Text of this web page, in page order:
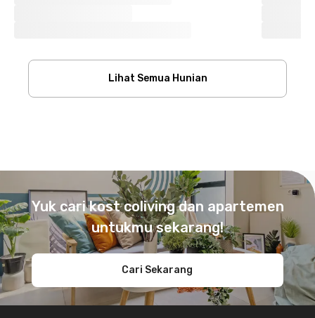
Lihat Semua Hunian
Yuk cari kost coliving dan apartemen
untukmu sekarang!
Cari Sekarang